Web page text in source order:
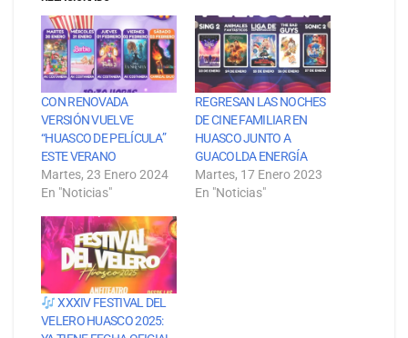
CON RENOVADA
VERSIÓN VUELVE
“HUASCO DE PELÍCULA”
ESTE VERANO
Martes, 23 Enero 2024
En "Noticias"
REGRESAN LAS NOCHES
DE CINE FAMILIAR EN
HUASCO JUNTO A
GUACOLDA ENERGÍA
Martes, 17 Enero 2023
En "Noticias"
XXXIV FESTIVAL DEL
VELERO HUASCO 2025: